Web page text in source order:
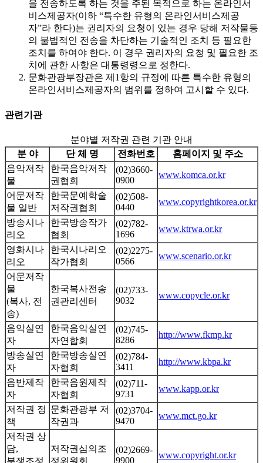
을 전송하도록 하는 것을 주된 목적으로 하는 온라인서
비스제공자(이하 “특수한 유형의 온라인서비스제공
자”라 한다)는 권리자의 요청이 있는 경우 당해 저작물등
의 불법적인 전송을 차단하는 기술적인 조치 등 필요한
조치를 하여야 한다. 이 경우 권리자의 요청 및 필요한 조
치에 관한 사항은 대통령령으로 정한다.
문화관광부장관은 제1항의 규정에 따른 특수한 유형의
온라인서비스제공자의 범위를 정하여 고시할 수 있다.
관련기관
분야별 저작권 관련 기관 안내
분 야
단 체 명 전화번호
홈페이지 및 주소
음악저작
물
한국음악저작
권협회
(02)3660-
0900
www.komca.or.kr
어문저작
물 일반
한국문예학술
저작권협회
(02)508-
0440
www.copyrightkorea.or.kr
방송시나
리오
한국방송작가
협회
(02)782-
1696
www.ktrwa.or.kr
영화시나
리오
한국시나리오
작가협회
(02)2275-
0566
www.scenario.or.kr
어문저작
물
(복사, 전
송)
한국복사전송
권관리센터
(02)733-
9032
www.copycle.or.kr
음악실연
자
한국음악실연
자연합회
(02)745-
8286
http://www.fkmp.kr
방송실연
자
한국방송실연
자협회
(02)784-
3411
http://www.kbpa.kr
음반제작
자
한국음원제작
자협회
(02)711-
9731
www.kapp.or.kr
저작권 정
책
문화관광부 저
작권과
(02)3704-
9470
www.mct.go.kr
저작권 상
담,
분쟁조정,
저작권심의조
정위원회
(02)2669-
9900
www.copyright.or.kr